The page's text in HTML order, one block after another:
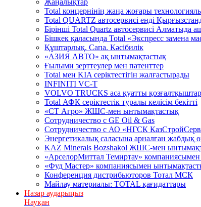
Жаңалықтар
Total концернінің жаңа жоғары
Total QUARTZ автосервисі енді
Бірінші Total Quartz автосервисі Алматыда
Бішкек қаласында Total «Экспресс замена
Құштарлық. Сапа. Кәсібилік
«АЗИЯ АВТО» ақ ынтымақтастық
Ғылыми зерттеулер мен патенттер
Total мен KIA серіктестігін жалғастырады
INFINITI VC-T
VOLVO TRUCKS аса қуатты
Total АФК серіктестік туралы келісім бекітті
«СТ Агро» ЖШС-мен ынтымақтастық
Сотрудничество c GE Oil & Gas
Сотрудничество с АО «НГСК
Энергетикалық саласына арналған жабдық
KAZ Minerals Bozshakol ЖШС-мен
«АрселорМиттал Темиртау»
«Фуд Мастер» компаниясымен
Конференция дистрибьюторов Тотал МСК
Майлау материалы: TOTAL қағидаттары
Назар аударыңыз
Науқан